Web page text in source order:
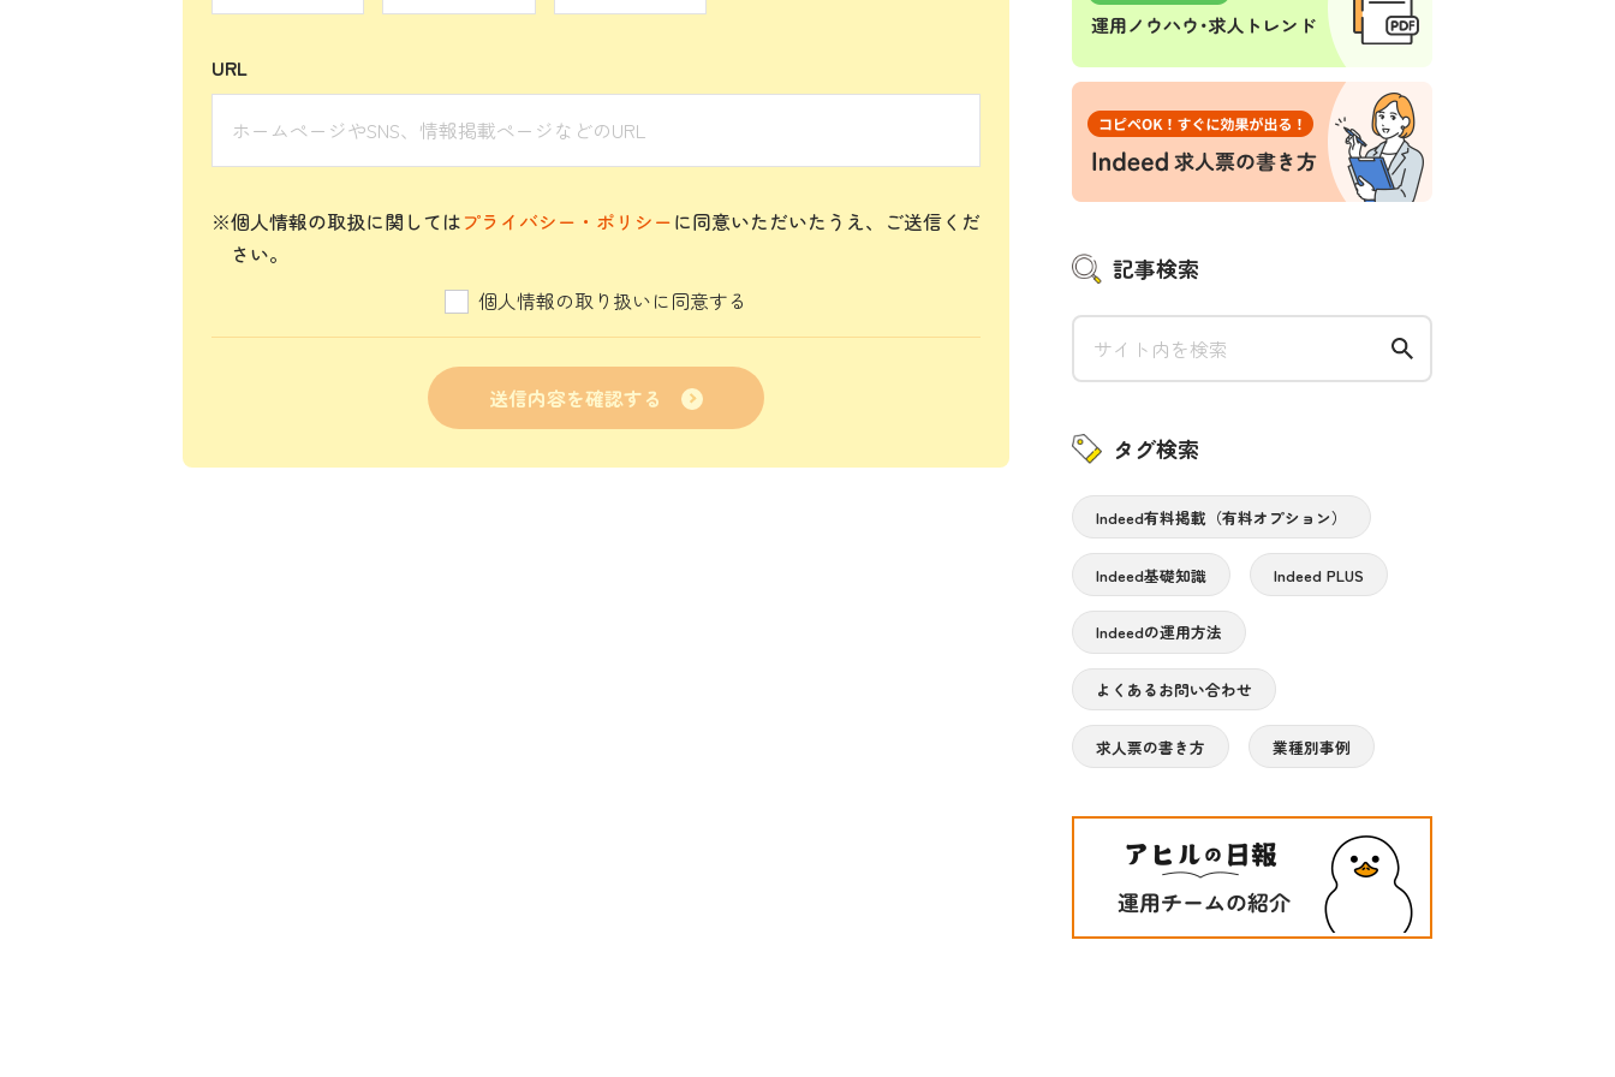
URL
※個人情報の取扱に関してはプライバシー・ポリシーに同意いただいたうえ、ご送信くだ
さい。
個人情報の取り扱いに同意する
送信内容を確認する
記事検索
タグ検索
Indeed有料掲載（有料オプション）
Indeed基礎知識 Indeed PLUS
Indeedの運用方法
よくあるお問い合わせ
求人票の書き方 業種別事例